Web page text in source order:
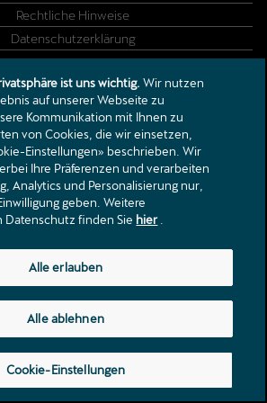
Talstrasse 18
3922
Stalden VS
info@neubrueck.com
Tel.: +41 27 952 20 01
Rechtliche Hinweise
Datenschutzerklärung
ist uns wichtig. Wir nutzen
auf unserer Webseite zu
Kommunikation mit Ihnen zu
von Cookies, die wir einsetzen,
Einstellungen» beschrieben. Wir
Ihre Präferenzen und verarbeiten
Analytics und Personalisierung nur,
geben. Weitere
Datenschutz finden Sie hier.
Cookie-Einstellungen
Alle ablehnen
Alle erlauben